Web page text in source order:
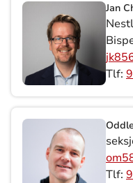
Jan
Tlf:
Tlf: